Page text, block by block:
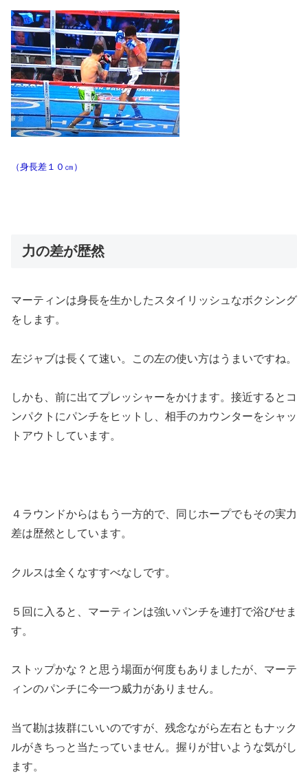
（身長差１０㎝）
力の差が歴然
マーティンは身長を生かしたスタイリッシュなボクシング
をします。
左ジャブは長くて速い。この左の使い方はうまいですね。
しかも、前に出てプレッシャーをかけます。接近するとコ
ンパクトにパンチをヒットし、相手のカウンターをシャッ
トアウトしています。
４ラウンドからはもう一方的で、同じホープでもその実力
差は歴然としています。
クルスは全くなすすべなしです。
５回に入ると、マーティンは強いパンチを連打で浴びせま
す。
ストップかな？と思う場面が何度もありましたが、マーテ
ィンのパンチに今一つ威力がありません。
当て勘は抜群にいいのですが、残念ながら左右ともナック
ルがきちっと当たっていません。握りが甘いような気がし
ます。